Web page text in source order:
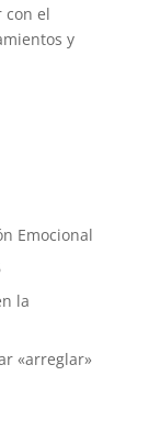
con el
y
Emocional
la
«arreglar»